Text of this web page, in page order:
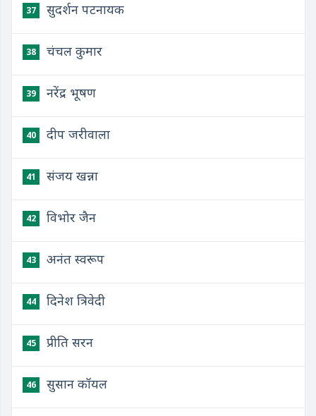
37 सुदर्शन पटनायक
38 चंचल कुमार
39 नरेंद्र भूषण
40 दीप जरीवाला
41 संजय खन्ना
42 विभोर जैन
43 अनंत स्वरूप
44 दिनेश त्रिवेदी
45 प्रीति सरन
46 सुसान कॉयल